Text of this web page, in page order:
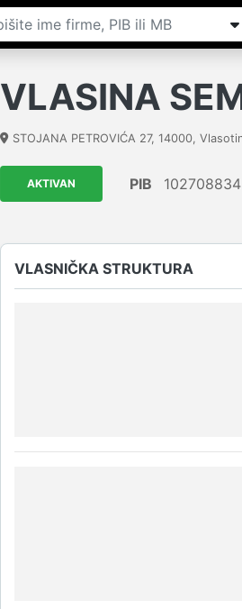
VLASINA
STOJANA PETROVIĆA 27, 14000,
AKTIVAN PIB 102708834
VLASNIČKA STRUKTURA